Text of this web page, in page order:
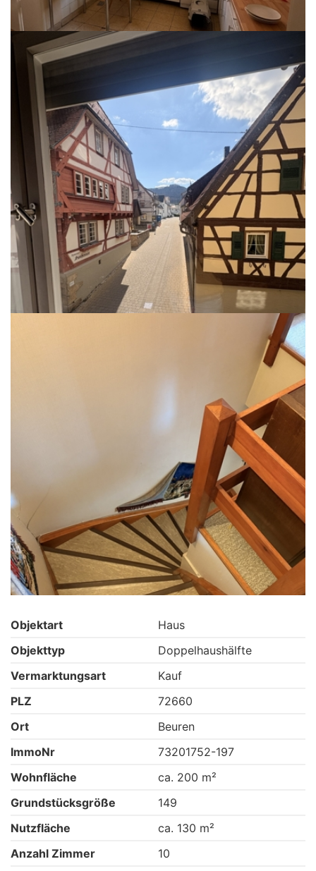
Objektart
Haus
Objekttyp
Doppelhaushälfte
Vermarktungsart
Kauf
PLZ
72660
Ort
Beuren
ImmoNr
73201752-197
Wohnfläche
ca. 200 m²
Grundstücksgröße
149
Nutzfläche
ca. 130 m²
Anzahl Zimmer
10